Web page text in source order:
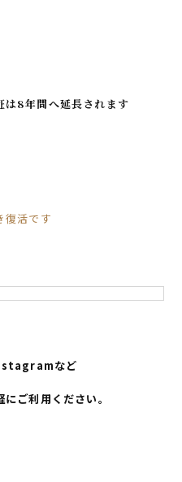
8年間へ延長されます
復活です
など
ご利用ください。